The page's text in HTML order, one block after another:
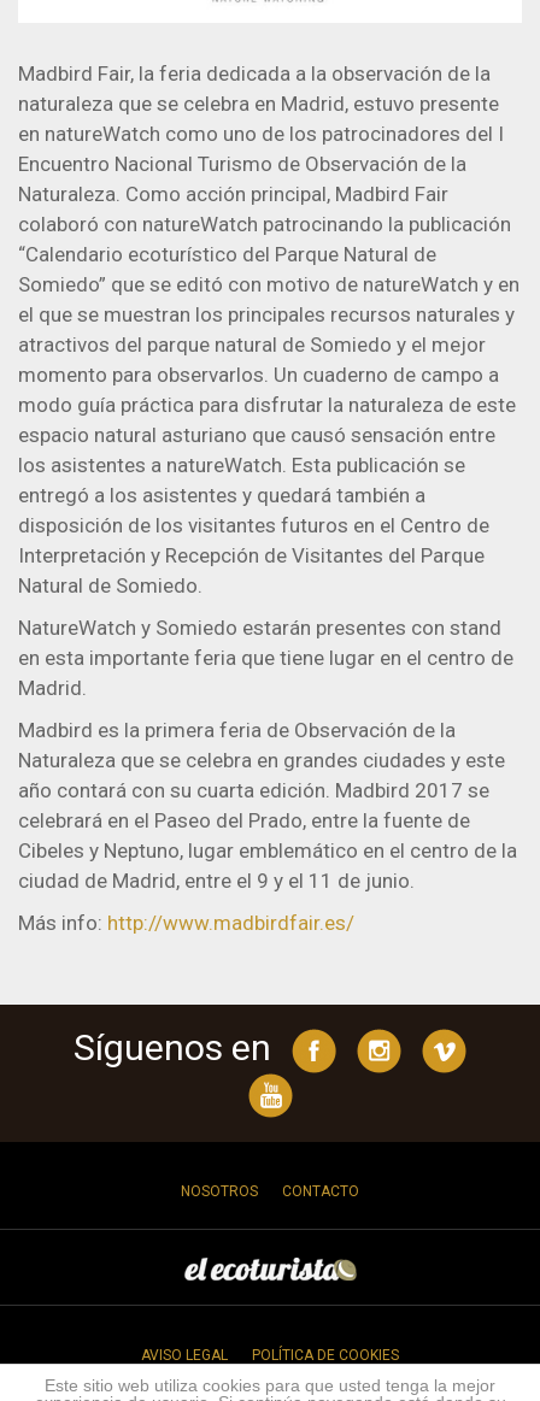
Madbird Fair, la feria dedicada a la observación de la
naturaleza que se celebra en Madrid, estuvo presente
en natureWatch como uno de los patrocinadores del I
Encuentro Nacional Turismo de Observación de la
Naturaleza. Como acción principal, Madbird Fair
colaboró con natureWatch patrocinando la publicación
“Calendario ecoturístico del Parque Natural de
Somiedo” que se editó con motivo de natureWatch y en
el que se muestran los principales recursos naturales y
atractivos del parque natural de Somiedo y el mejor
momento para observarlos. Un cuaderno de campo a
modo guía práctica para disfrutar la naturaleza de este
espacio natural asturiano que causó sensación entre
los asistentes a natureWatch. Esta publicación se
entregó a los asistentes y quedará también a
disposición de los visitantes futuros en el Centro de
Interpretación y Recepción de Visitantes del Parque
Natural de Somiedo.
NatureWatch y Somiedo estarán presentes con stand
en esta importante feria que tiene lugar en el centro de
Madrid.
Madbird es la primera feria de Observación de la
Naturaleza que se celebra en grandes ciudades y este
año contará con su cuarta edición. Madbird 2017 se
celebrará en el Paseo del Prado, entre la fuente de
Cibeles y Neptuno, lugar emblemático en el centro de la
ciudad de Madrid, entre el 9 y el 11 de junio.
Más info: http://www.madbirdfair.es/
Síguenos en
NOSOTROS CONTACTO
AVISO LEGAL POLÍTICA DE COOKIES
Este sitio web utiliza cookies para que usted tenga la mejor